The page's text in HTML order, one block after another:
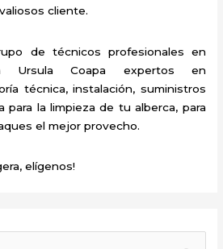
cliente.
de técnicos profesionales en
Ursula Coapa expertos en
técnica, instalación, suministros
la limpieza de tu alberca, para
el mejor provecho.
elígenos!